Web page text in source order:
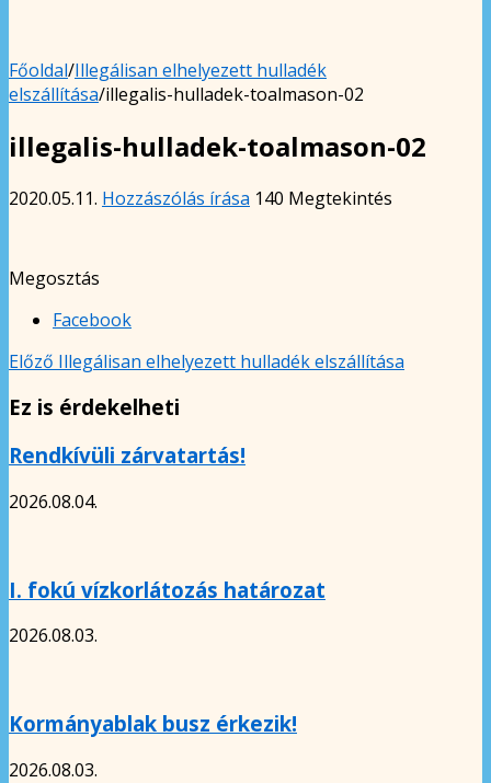
Főoldal/Illegálisan elhelyezett hulladék
elszállítása/illegalis-hulladek-toalmason-02
illegalis-hulladek-toalmason-02
2020.05.11. Hozzászólás írása 140 Megtekintés
Megosztás
Facebook
Előző Illegálisan elhelyezett hulladék elszállítása
Ez is érdekelheti
Rendkívüli zárvatartás!
2026.08.04.
I. fokú vízkorlátozás határozat
2026.08.03.
Kormányablak busz érkezik!
2026.08.03.